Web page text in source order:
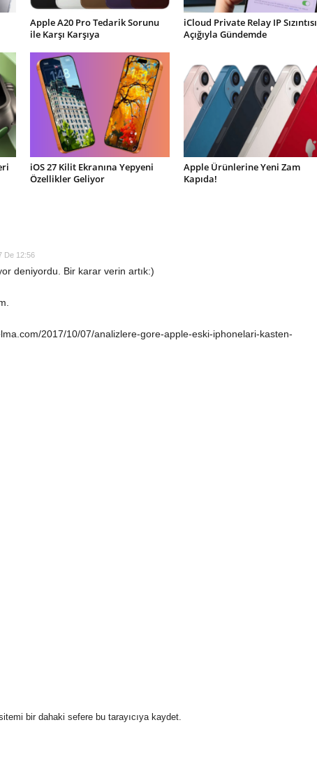
Apple A20 Pro Tedarik Sorunu
ile Karşı Karşıya
iCloud Private Relay IP Sızıntısı
Açığıyla Gündemde
iOS 27 Kilit Ekranına Yepyeni
Özellikler Geliyor
Apple Ürünlerine Yeni Zam
Kapıda!
De 12:56
deniyordu. Bir karar verin artık:)
2017/10/07/analizlere-gore-apple-eski-iphonelari-kasten-
bir dahaki sefere bu tarayıcıya kaydet.